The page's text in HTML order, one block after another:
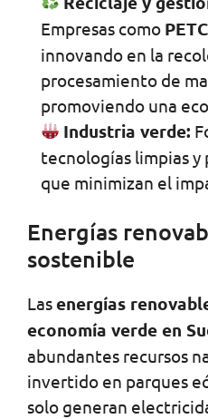
Empresas como
innovando en la
procesamiento de
promoviendo una
Industria verde:
tecnologías limpias y
que minimizan el
Energías
sostenible
Lasenergías
economía verde en
abundantes recursos
invertido en parques
solo generan